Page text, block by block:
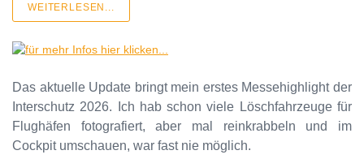
WEITERLESEN...
Das aktuelle Update bringt mein erstes Messehighlight der
Interschutz 2026. Ich hab schon viele Löschfahrzeuge für
Flughäfen fotografiert, aber mal reinkrabbeln und im
Cockpit umschauen, war fast nie möglich.